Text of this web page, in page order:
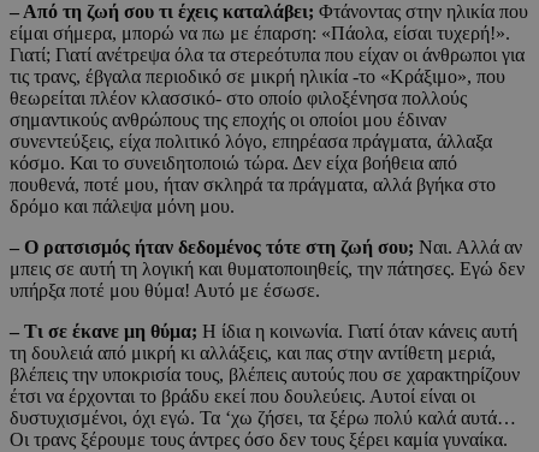
– Από τη ζωή σου τι έχεις καταλάβει; Φτάνοντας στην ηλικία που
είμαι σήμερα, μπορώ να πω με έπαρση: «Πάολα, είσαι τυχερή!».
Γιατί; Γιατί ανέτρεψα όλα τα στερεότυπα που είχαν οι άνθρωποι για
τις τρανς, έβγαλα περιοδικό σε μικρή ηλικία -το «Κράξιμο», που
θεωρείται πλέον κλασσικό- στο οποίο φιλοξένησα πολλούς
σημαντικούς ανθρώπους της εποχής οι οποίοι μου έδιναν
συνεντεύξεις, είχα πολιτικό λόγο, επηρέασα πράγματα, άλλαξα
κόσμο. Και το συνειδητοποιώ τώρα. Δεν είχα βοήθεια από
πουθενά, ποτέ μου, ήταν σκληρά τα πράγματα, αλλά βγήκα στο
δρόμο και πάλεψα μόνη μου.
– Ο ρατσισμός ήταν δεδομένος τότε στη ζωή σου; Ναι. Αλλά αν
μπεις σε αυτή τη λογική και θυματοποιηθείς, την πάτησες. Εγώ δεν
υπήρξα ποτέ μου θύμα! Αυτό με έσωσε.
– Τι σε έκανε μη θύμα; Η ίδια η κοινωνία. Γιατί όταν κάνεις αυτή
τη δουλειά από μικρή κι αλλάξεις, και πας στην αντίθετη μεριά,
βλέπεις την υποκρισία τους, βλέπεις αυτούς που σε χαρακτηρίζουν
έτσι να έρχονται το βράδυ εκεί που δουλεύεις. Αυτοί είναι οι
δυστυχισμένοι, όχι εγώ. Τα ‘χω ζήσει, τα ξέρω πολύ καλά αυτά…
Οι τρανς ξέρουμε τους άντρες όσο δεν τους ξέρει καμία γυναίκα.